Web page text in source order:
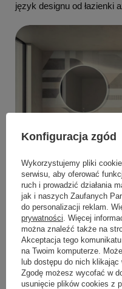
język designu od łazienki
Konfiguracja zgód
Wykorzystujemy pliki
serwisu, aby oferować
ruch i prowadzić działania
jak i naszych Zaufanych
do personalizacji reklam.
prywatności . Więcej
można znaleźć także na
Akceptacja tego
na Twoim komputerze.
lub dostępu do nich klikając
Zgodę możesz wycofać w
usunięcie plików cookies z